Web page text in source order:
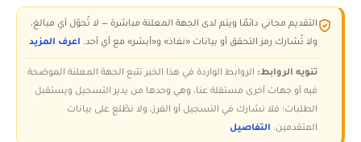
التقديم مجاني دائمًا ويتم لدى الجهة المعلنة مباشرة — لا تُحوّل أي مبالغ،
ولا تُشارك رمز التحقق أو بيانات «نفاذ» و«أبشر» مع أي أحد. اعرف المزيد
تنويه الروابط: الروابط الواردة في هذا الخبر تتبع الجهة المعلنة الموضحة
فيه أو جهات أخرى مستقلة عنا، وهي وحدها من يدير التسجيل ويستقبل
الطلبات؛ فلا نشارك في التسجيل أو الفرز، ولا نطّلع على بيانات
المتقدمين. التفاصيل